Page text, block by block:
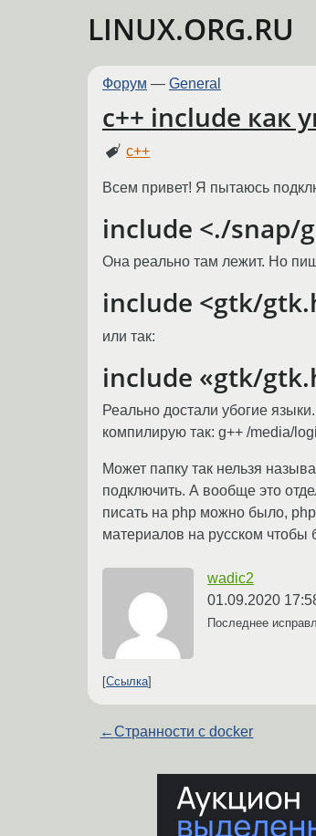
LINUX.ORG.RU
Форум — General
c++ include как
c++
Всем привет! Я пытаюсь
include <./snap/
Она реально там лежит. Но
include <gtk/
или так:
include «gtk/
Реально достали убогие
компилирую так: g++ /media/
Может папку так нельзя
подключить. А вообще это
писать на php можно было,
материалов на русском чтобы
wadic2
01.09.2020
Последнее
Ссылка
←Странности с docker